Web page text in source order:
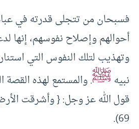
فسبحان من تتجلى قدرته في
أحوالهم وإصلاح نفوسهم، إنها
وتهذيب لتلك النفوس التي
نبيهﷺ. والمستمع لهذه
قول الله عز وجل: { وأشرقت
69).